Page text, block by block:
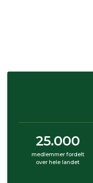
25.000
medlemmer fordelt
over hele landet